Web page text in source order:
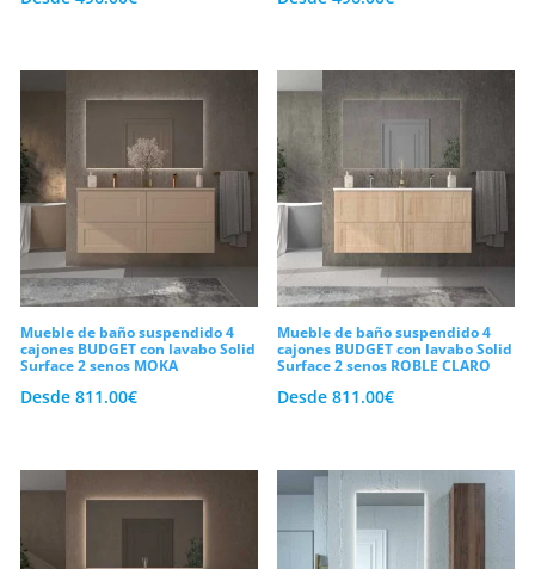
Mueble de baño suspendido 4
cajones BUDGET con lavabo Solid
Surface 2 senos MOKA
Desde 811.00€
Mueble de baño suspendido 4
cajones BUDGET con lavabo Solid
Surface 2 senos ROBLE CLARO
Desde811.00€